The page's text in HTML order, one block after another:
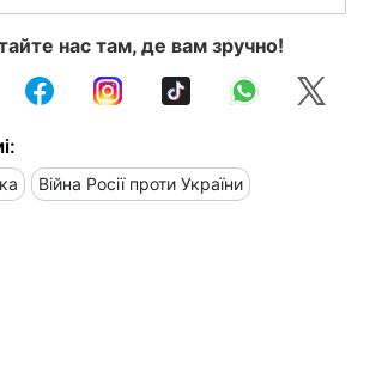
нас там, де вам зручно!
Війна Росії проти України